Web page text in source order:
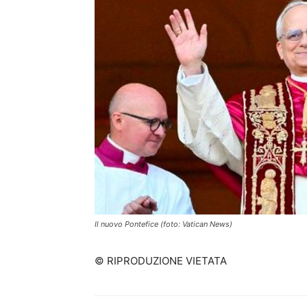
Il nuovo Pontefice (foto: Vatican News)
© RIPRODUZIONE VIETATA